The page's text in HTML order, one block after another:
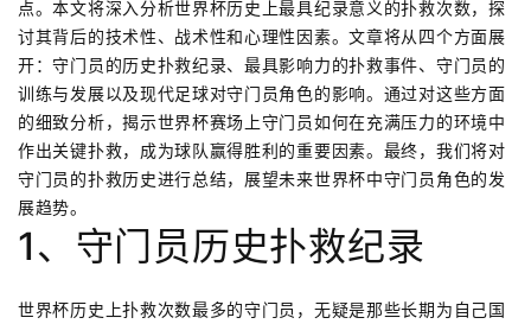
点。本文将深入分析世界杯历史上最具纪录意义的扑救次数，探
讨其背后的技术性、战术性和心理性因素。文章将从四个方面展
开：守门员的历史扑救纪录、最具影响力的扑救事件、守门员的
训练与发展以及现代足球对守门员角色的影响。通过对这些方面
的细致分析，揭示世界杯赛场上守门员如何在充满压力的环境中
作出关键扑救，成为球队赢得胜利的重要因素。最终，我们将对
守门员的扑救历史进行总结，展望未来世界杯中守门员角色的发
展趋势。
1、守门员历史扑救纪录
世界杯历史上扑救次数最多的守门员，无疑是那些长期为自己国